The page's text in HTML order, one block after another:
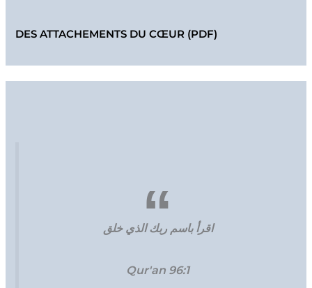
DES ATTACHEMENTS DU CŒUR (PDF)
اقرأ باسم ربك الذي خلق
Qur'an 96:1